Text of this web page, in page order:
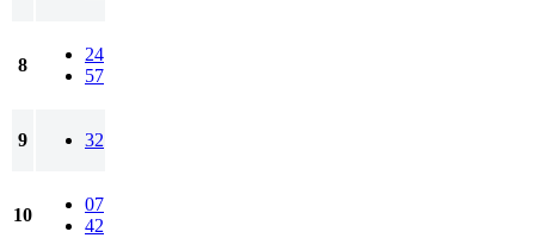
8
24
57
9 32
10
07
42